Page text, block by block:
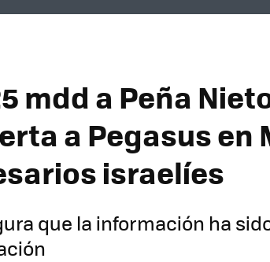
mdd a Peña
a Pegasus en
israelíes
que la información ha